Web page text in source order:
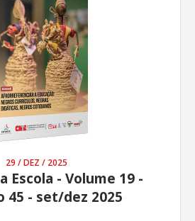
29 / DEZ / 2025
Escola - Volume 19 -
45 - set/dez 2025